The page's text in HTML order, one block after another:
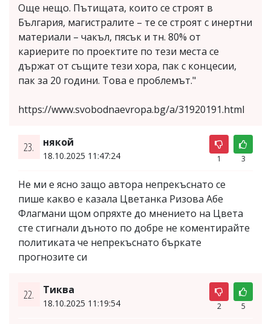
Още нещо. Пътищата, които се строят в
България, магистралите – те се строят с инертни
материали – чакъл, пясък и тн. 80% от
кариерите по проектите по тези места се
държат от същите тези хора, пак с концесии,
пак за 20 години. Това е проблемът."
https://www.svobodnaevropa.bg/a/31920191.html
23. някой
18.10.2025 11:47:24 1 3
Не ми е ясно защо автора непрекъснато се
пише какво е казала Цветанка Ризова Абе
Флагмани щом опряхте до мнението на Цвета
сте стигнали дъното по добре не коментирайте
политиката че непрекъснато бъркате
прогнозите си
22. Тиква
18.10.2025 11:19:54 2 5